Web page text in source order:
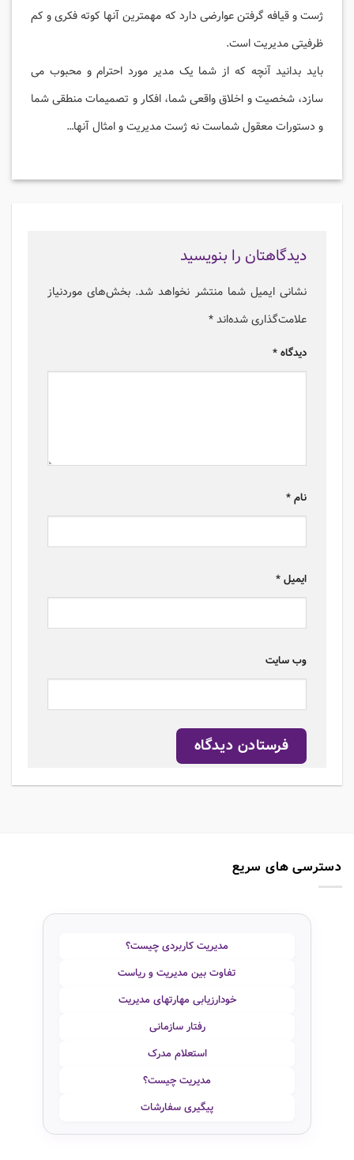
ژست و قیافه گرفتن عوارضی دارد که مهمترین آنها کوته فکری و کم
ظرفیتی مدیریت است.
باید بدانید آنچه که از شما یک مدیر مورد احترام و محبوب می
سازد، شخصیت و اخلاق واقعی شما، افکار و تصمیمات منطقی شما
و دستورات معقول شماست نه ژست مدیریت و امثال آنها…
دیدگاهتان را بنویسید
نشانی ایمیل شما منتشر نخواهد شد. بخش‌های موردنیاز
علامت‌گذاری شده‌اند*
دیدگاه *
نام *
ایمیل *
وب‌ سایت
دسترسی های سریع
مدیریت کاربردی چیست؟
تفاوت بین مدیریت و ریاست
خودارزیابی مهارتهای مدیریت
رفتار سازمانی
استعلام مدرک
مدیریت چیست؟
پیگیری سفارشات